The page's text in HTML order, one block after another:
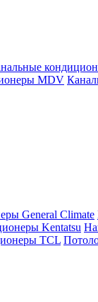
MDV
General Climate
Kentatsu
TCL